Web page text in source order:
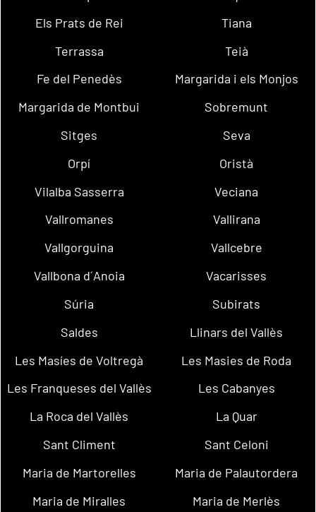
Els Prats de Rei
Tiana
Terrassa
Teià
Fe del Penedès
Margarida i els Monjos
Margarida de Montbui
Sobremunt
Sitges
Seva
Orpí
Oristà
Vilalba Sasserra
Veciana
Vallromanes
Vallirana
Vallgorguina
Vallcebre
Vallbona d´Anoia
Vacarisses
Súria
Subirats
Saldes
Llinars del Vallès
Les Masíes de Voltregà
Les Masies de Roda
Les Franqueses del Vallès
Les Cabanyes
La Roca del Vallès
La Quar
Sant Climent
Sant Celoni
Maria de Martorelles
Maria de Palautordera
Maria de Miralles
Maria de Merlès